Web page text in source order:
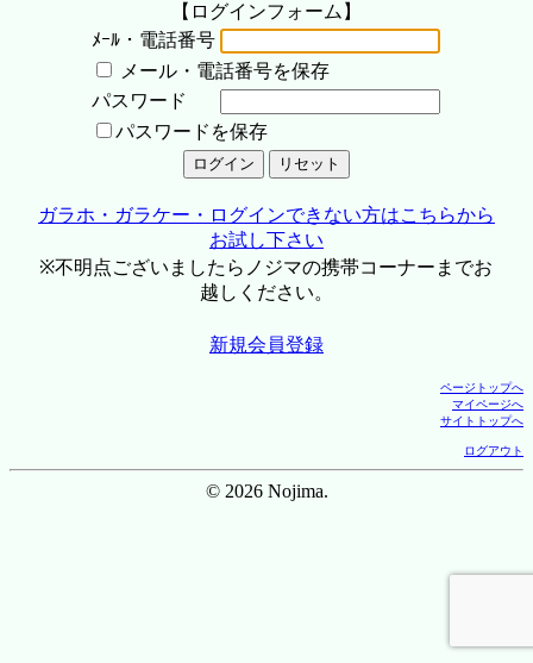
【ログインフォーム】
ﾒｰﾙ・電話番号
メール・電話番号を保存
パスワード
パスワードを保存
ガラホ・ガラケー・ログインできない方はこちらから
お試し下さい
※不明点ございましたらノジマの携帯コーナーまでお
越しください。
新規会員登録
ページトップへ
マイページへ
サイトトップへ
ログアウト
© 2026 Nojima.